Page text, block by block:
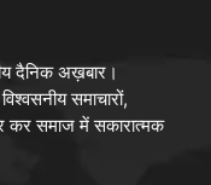
दैनिक अख़बार।
समाचारों,
कर समाज में सकारात्मक